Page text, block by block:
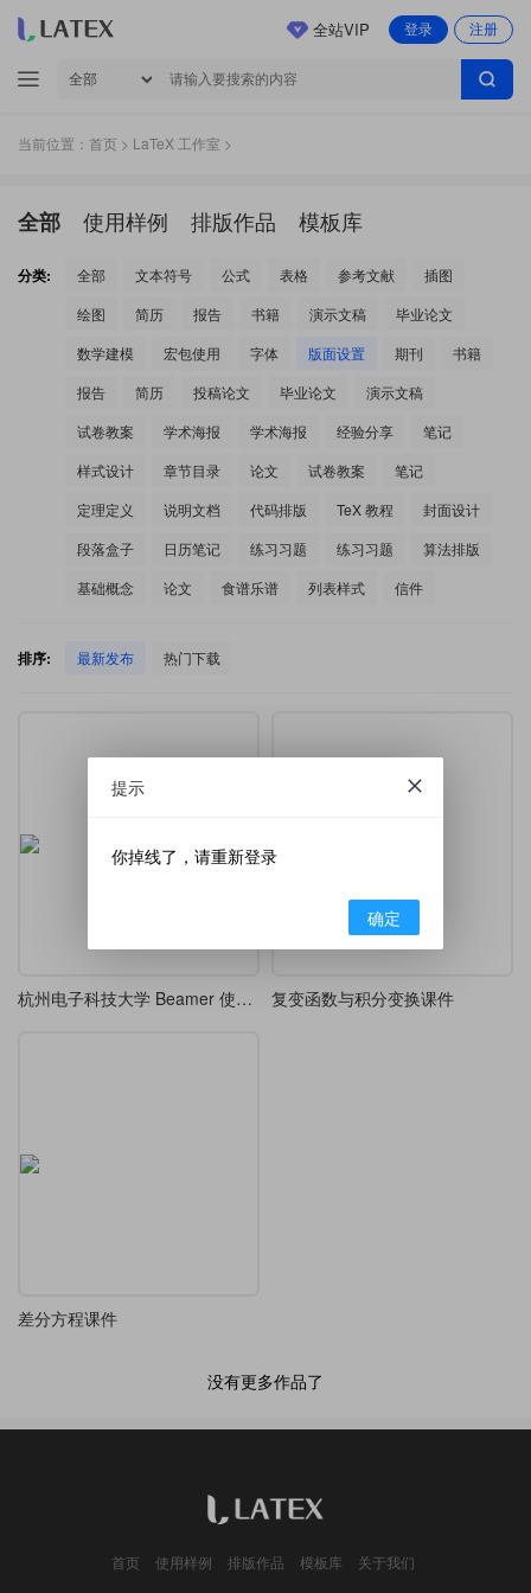
登录 注册
全站VIP
当前位置： 首页 > LaTeX 工作室 >
全部 使用样例 排版作品 模板库
分类: 全部 文本符号 公式 表格 参考文献
插图
绘图
简历 报告 书籍 演示文稿
毕业论文
数学建模
宏包使用 字体 版面设置 期刊
书籍
报告
简历 投稿论文 毕业论文
演示文稿
试卷教案
学术海报 学术海报 经验分享
笔记
样式设计
章节目录 论文 试卷教案
笔记
定理定义
说明文档 代码排版 TeX 教程
封面设计
段落盒子
日历笔记 练习习题 练习习题
算法排版
基础概念
论文 食谱乐谱 列表样式 信件
排序: 最新发布 热门下载
杭州电子科技大学 Beamer 使用用例 复变函数与积分变换课件
差分方程课件
没有更多作品了
首页 使用样例 排版作品 模板库 关于我们
提示
你掉线了，请重新登录
确定